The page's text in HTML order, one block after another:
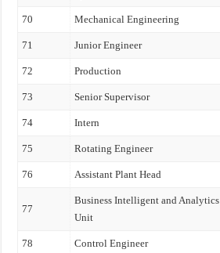
70 Mechanical Engineering
71 Junior Engineer
72 Production
73 Senior Supervisor
74 Intern
75 Rotating Engineer
76 Assistant Plant Head
77
Business Intelligent and Analytics
Unit
78 Control Engineer